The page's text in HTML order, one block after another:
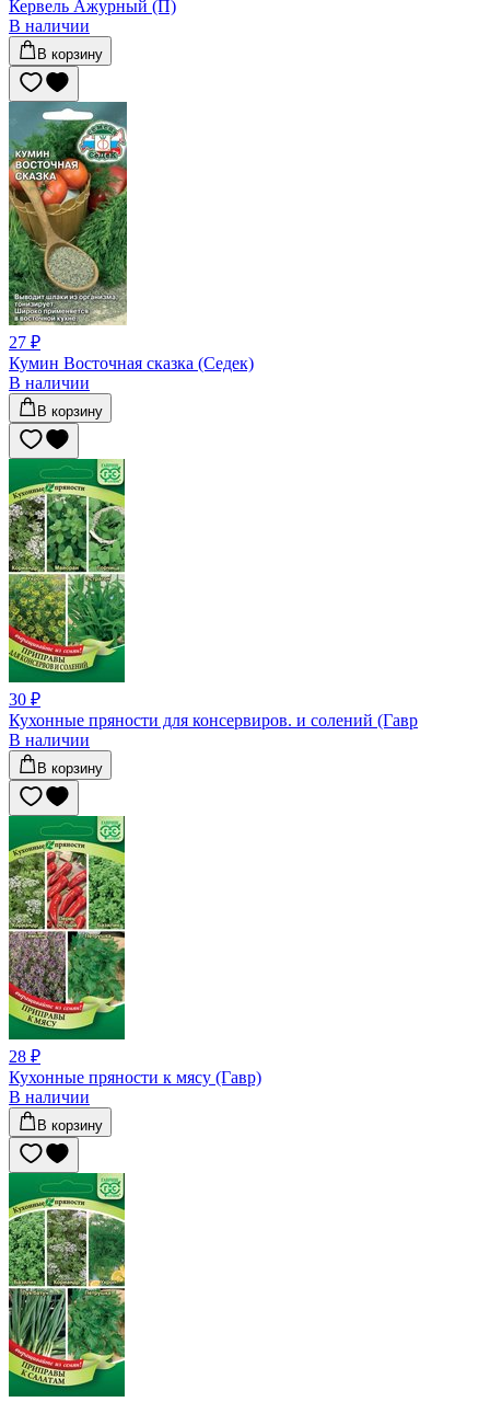
Кервель Ажурный (П)
В наличии
В корзину
27 ₽
Кумин Восточная сказка (Седек)
В наличии
В корзину
30 ₽
Кухонные пряности для консервиров. и солений (Гавр
В наличии
В корзину
28 ₽
Кухонные пряности к мясу (Гавр)
В наличии
В корзину